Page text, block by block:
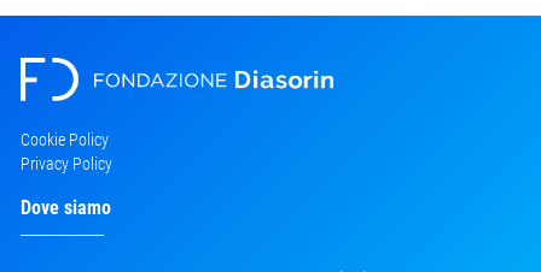
Cookie Policy
Privacy Policy
Dove siamo